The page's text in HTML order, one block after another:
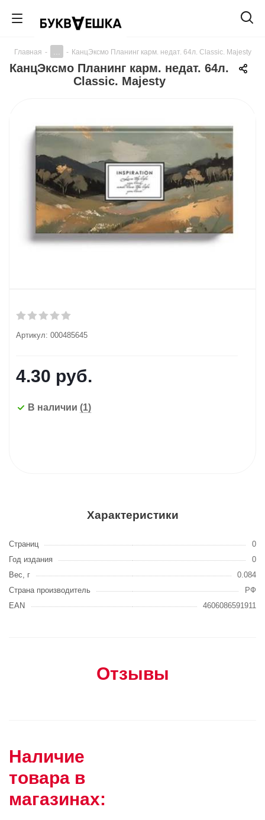
Главная - - КанцЭксмо Планинг карм. недат. 64л. Classic. Majesty
КанцЭксмо Планинг карм. недат. 64л.
Classic. Majesty
Артикул: 000485645
4.30 руб.
В наличии (1)
Характеристики
Страниц
0
Год издания
0
Вес, г
0.084
Страна производитель
РФ
EAN
4606086591911
Отзывы
Наличие
товара в
магазинах: